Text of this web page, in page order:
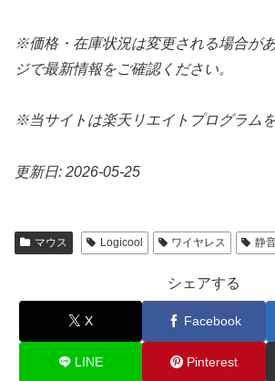
※価格・在庫状況は変更される場合が
ジで最新情報をご確認ください。
※当サイトは楽天リエイトプログラム
更新日: 2026-05-25
マウス Logicool ワイヤレス 静
シェアする
X Facebook
LINE Pinterest